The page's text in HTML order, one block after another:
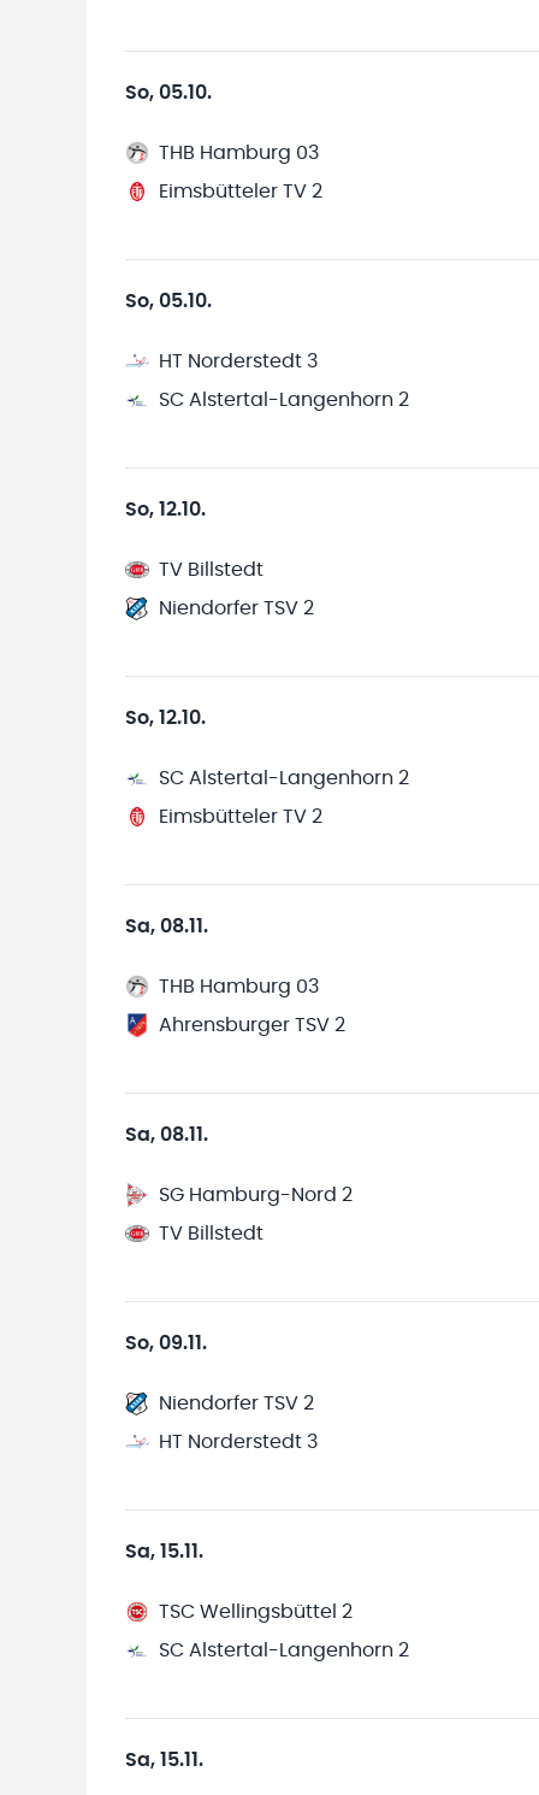
So, 05.10.
THB Hamburg 03
Eimsbütteler TV 2
So, 05.10.
HT Norderstedt 3
SC Alstertal-Langenhorn 2
So, 12.10.
TV Billstedt
Niendorfer TSV 2
So, 12.10.
SC Alstertal-Langenhorn 2
Eimsbütteler TV 2
Sa, 08.11.
THB Hamburg 03
Ahrensburger TSV 2
Sa, 08.11.
SG Hamburg-Nord 2
TV Billstedt
So, 09.11.
Niendorfer TSV 2
HT Norderstedt 3
Sa, 15.11.
TSC Wellingsbüttel 2
SC Alstertal-Langenhorn 2
Sa, 15.11.